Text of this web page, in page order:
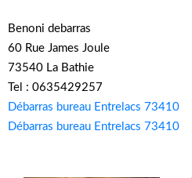
Benoni debarras
60 Rue James Joule
73540 La Bathie
Tel : 0635429257
Débarras bureau Entrelacs 73410
Débarras bureau Entrelacs 73410